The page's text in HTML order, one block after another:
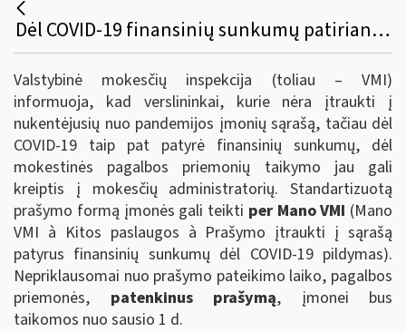
Dėl COVID-19 finansinių sunkumų patiriančios įmonės jau gali teikti prašymą taikyti mokestines pagalbos priemones
Valstybinė mokesčių inspekcija (toliau – VMI)
informuoja, kad verslininkai, kurie nėra įtraukti į
nukentėjusių nuo pandemijos įmonių sąrašą, tačiau dėl
COVID-19 taip pat patyrė finansinių sunkumų, dėl
mokestinės pagalbos priemonių taikymo jau gali
kreiptis į mokesčių administratorių. Standartizuotą
prašymo formą įmonės gali teikti per Mano VMI (Mano
VMI à Kitos paslaugos à Prašymo įtraukti į sąrašą
patyrus finansinių sunkumų dėl COVID-19 pildymas).
Nepriklausomai nuo prašymo pateikimo laiko, pagalbos
priemonės, patenkinus prašymą, įmonei bus
taikomos nuo sausio 1 d.